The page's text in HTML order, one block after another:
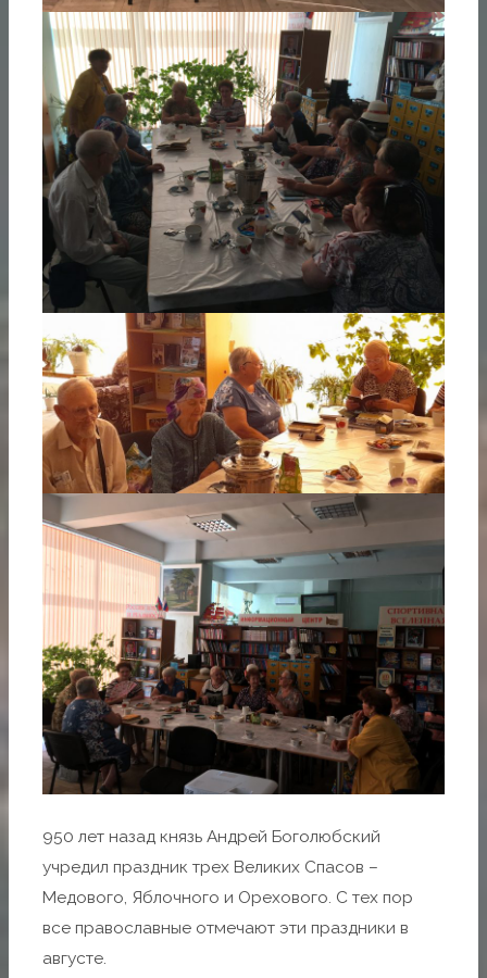
950 лет назад князь Андрей Боголюбский
учредил праздник трех Великих Спасов –
Медового, Яблочного и Орехового. С тех пор
все православные отмечают эти праздники в
августе.